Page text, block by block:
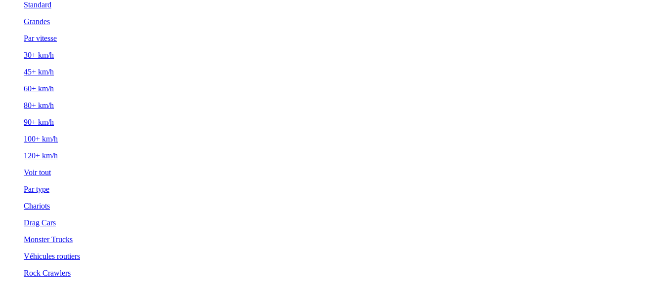
Standard
Grandes
Par vitesse
30+ km/h
45+ km/h
60+ km/h
80+ km/h
90+ km/h
100+ km/h
120+ km/h
Voir tout
Par type
Chariots
Drag Cars
Monster Trucks
Véhicules routiers
Rock Crawlers